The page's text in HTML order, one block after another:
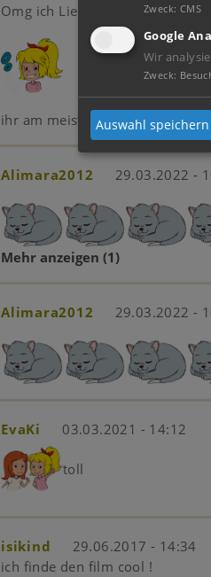
Omg ich Liebe bib am meisten
ihr am meisten
Alimara2012 29.03.2022 -
Mehr anzeigen (1)
Alimara2012 29.03.2022 -
EvaKi 03.03.2021 - 14:12
toll
isikind
29.06.2017 - 14:34
ich finde den film cool !
Zweck: CMS
Google
Wir
Zweck:
Auswahl speichern